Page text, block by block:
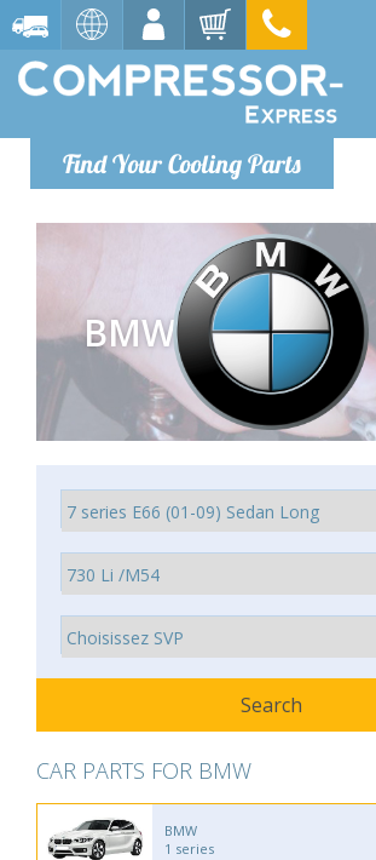
Find Your Cooling Parts
BMW
CAR PARTS FOR BMW
BMW
1 series